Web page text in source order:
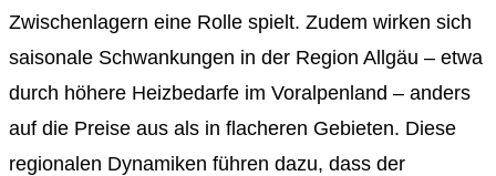
Zwischenlagern eine Rolle spielt. Zudem wirken sich
saisonale Schwankungen in der Region Allgäu – etwa
durch höhere Heizbedarfe im Voralpenland – anders
auf die Preise aus als in flacheren Gebieten. Diese
regionalen Dynamiken führen dazu, dass der